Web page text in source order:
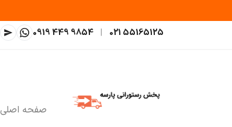
021 55165125
|
0919 449 9854
صفحه اصلی